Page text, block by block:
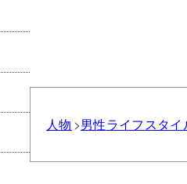
人物 男性ライフスタイ